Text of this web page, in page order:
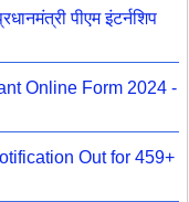
पीएम इंटर्नशिप
Online Form 2024 -
Out for 459+